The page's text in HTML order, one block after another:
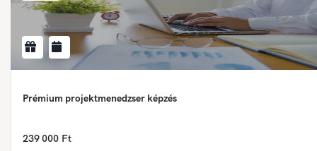
Prémium projektmenedzser képzés
239 000 Ft